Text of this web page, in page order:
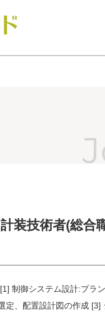
装技術者(総合
制御システム設計:プラ
、配置設計図の作成